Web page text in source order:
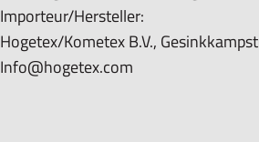
Importeur/Hersteller:
Hogetex/Kometex B.V.,
Info@hogetex.com